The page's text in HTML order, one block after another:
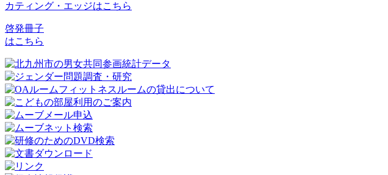
カティング・エッジはこちら
啓発冊子
はこちら